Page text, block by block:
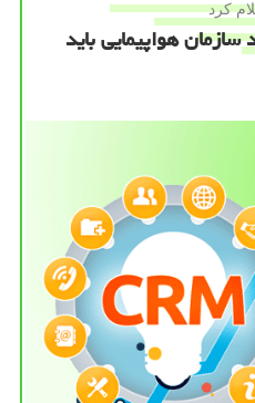
كرد
هواپیمایی باید